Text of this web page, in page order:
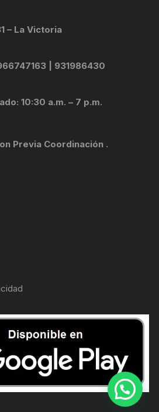
– La Victoria
| 931986430
10:30 a.m. – 7 p.m.
Previa Coordinación .